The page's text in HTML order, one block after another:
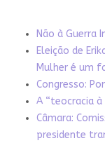
Não à Guerra
Eleição de
Mulher é um
Congresso:
A “teocracia
Câmara:
presidente